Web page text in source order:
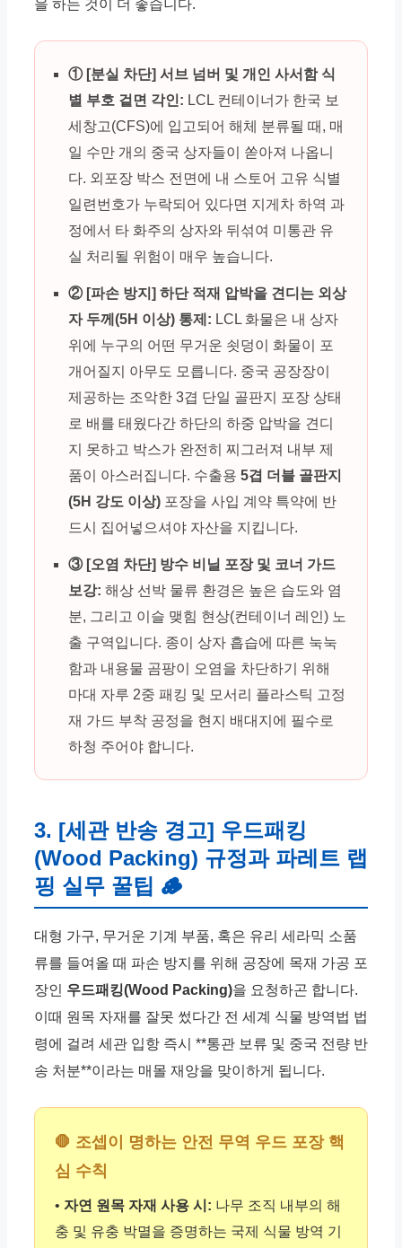
을 하는 것이 더 좋습니다.
① [분실 차단] 서브 넘버 및 개인 사서함 식
별 부호 겉면 각인: LCL 컨테이너가 한국 보
세창고(CFS)에 입고되어 해체 분류될 때, 매
일 수만 개의 중국 상자들이 쏟아져 나옵니
다. 외포장 박스 전면에 내 스토어 고유 식별
일련번호가 누락되어 있다면 지게차 하역 과
정에서 타 화주의 상자와 뒤섞여 미통관 유
실 처리될 위험이 매우 높습니다.
② [파손 방지] 하단 적재 압박을 견디는 외상
자 두께(5H 이상) 통제: LCL 화물은 내 상자
위에 누구의 어떤 무거운 쇳덩이 화물이 포
개어질지 아무도 모릅니다. 중국 공장장이
제공하는 조악한 3겹 단일 골판지 포장 상태
로 배를 태웠다간 하단의 하중 압박을 견디
지 못하고 박스가 완전히 찌그러져 내부 제
품이 아스러집니다. 수출용 5겹 더블 골판지
(5H 강도 이상) 포장을 사입 계약 특약에 반
드시 집어넣으셔야 자산을 지킵니다.
③ [오염 차단] 방수 비닐 포장 및 코너 가드
보강: 해상 선박 물류 환경은 높은 습도와 염
분, 그리고 이슬 맺힘 현상(컨테이너 레인) 노
출 구역입니다. 종이 상자 흡습에 따른 눅눅
함과 내용물 곰팡이 오염을 차단하기 위해
마대 자루 2중 패킹 및 모서리 플라스틱 고정
재 가드 부착 공정을 현지 배대지에 필수로
하청 주어야 합니다.
3. [세관 반송 경고] 우드패킹
(Wood Packing) 규정과 파레트 랩
핑 실무 꿀팁 🪵
대형 가구, 무거운 기계 부품, 혹은 유리 세라믹 소품
류를 들여올 때 파손 방지를 위해 공장에 목재 가공 포
장인 우드패킹(Wood Packing)을 요청하곤 합니다.
이때 원목 자재를 잘못 썼다간 전 세계 식물 방역법 법
령에 걸려 세관 입항 즉시 **통관 보류 및 중국 전량 반
송 처분**이라는 매몰 재앙을 맞이하게 됩니다.
🛑 조셉이 명하는 안전 무역 우드 포장 핵
심 수칙
• 자연 원목 자재 사용 시: 나무 조직 내부의 해
충 및 유충 박멸을 증명하는 국제 식물 방역 기